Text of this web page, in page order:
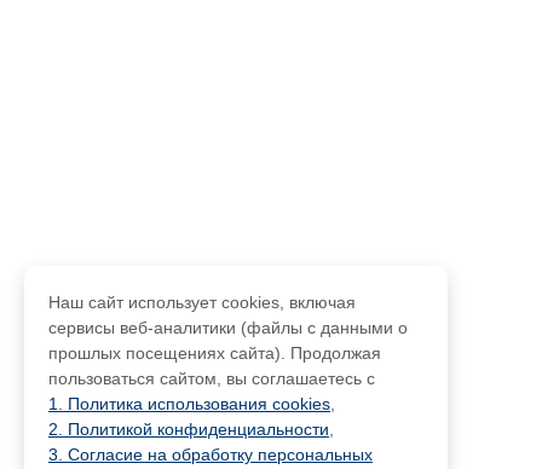
Наш сайт использует cookies, включая
сервисы веб-аналитики (файлы с данными о
прошлых посещениях сайта). Продолжая
пользоваться сайтом, вы соглашаетесь с
1. Политика использования cookies
2. Политикой конфиденциальности
3. Согласие на обработку персональных